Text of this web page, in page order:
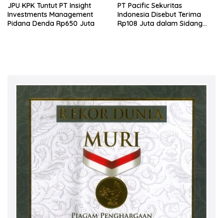
JPU KPK Tuntut PT Insight
Investments Management
Pidana Denda Rp650 Juta
PT Pacific Sekuritas
Indonesia Disebut Terima
Rp108 Juta dalam Sidang